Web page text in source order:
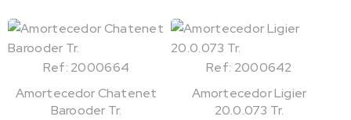
Ref: 2000664
Amortecedor Chatenet
Barooder Tr.
Ref: 2000642
Amortecedor Ligier
20.0.073 Tr.